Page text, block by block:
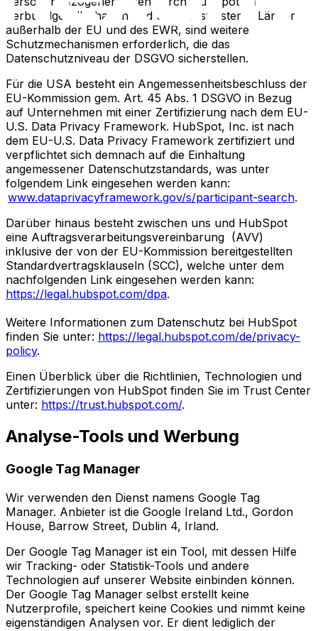
Verbundgesellschaften und Subdienstleister in Länder
außerhalb der EU und des EWR, sind weitere
Schutzmechanismen erforderlich, die das
Datenschutzniveau der DSGVO sicherstellen.
Für die USA besteht ein Angemessenheitsbeschluss der
EU-Kommission gem. Art. 45 Abs. 1 DSGVO in Bezug
auf Unternehmen mit einer Zertifizierung nach dem EU-
U.S. Data Privacy Framework. HubSpot, Inc. ist nach
dem EU-U.S. Data Privacy Framework zertifiziert und
verpflichtet sich demnach auf die Einhaltung
angemessener Datenschutzstandards, was unter
folgendem Link eingesehen werden kann:
www.dataprivacyframework.gov/s/participant-search.
Darüber hinaus besteht zwischen uns und HubSpot
eine Auftragsverarbeitungsvereinbarung (AVV)
inklusive der von der EU-Kommission bereitgestellten
Standardvertragsklauseln (SCC), welche unter dem
nachfolgenden Link eingesehen werden kann:
https://legal.hubspot.com/dpa.
Weitere Informationen zum Datenschutz bei HubSpot
finden Sie unter: https://legal.hubspot.com/de/privacy-
policy.
Einen Überblick über die Richtlinien, Technologien und
Zertifizierungen von HubSpot finden Sie im Trust Center
unter: https://trust.hubspot.com/.
Analyse-Tools und Werbung
Google Tag Manager
Wir verwenden den Dienst namens Google Tag
Manager. Anbieter ist die Google Ireland Ltd., Gordon
House, Barrow Street, Dublin 4, Irland.
Der Google Tag Manager ist ein Tool, mit dessen Hilfe
wir Tracking- oder Statistik-Tools und andere
Technologien auf unserer Website einbinden können.
Der Google Tag Manager selbst erstellt keine
Nutzerprofile, speichert keine Cookies und nimmt keine
eigenständigen Analysen vor. Er dient lediglich der